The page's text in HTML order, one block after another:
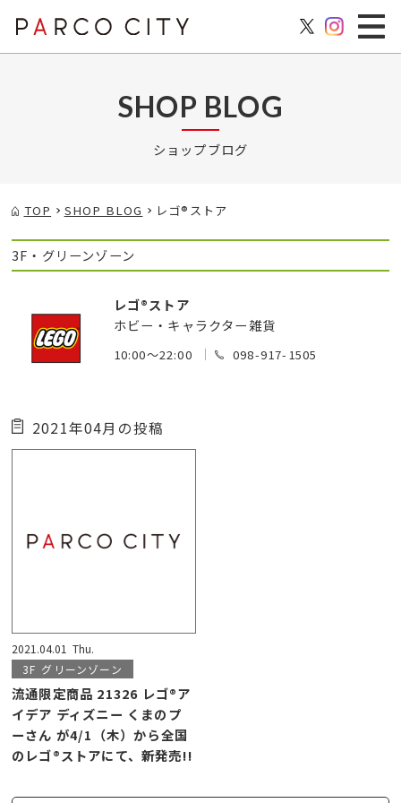
SHOP BLOG
ショップブログ
TOP SHOP BLOG レゴ®ストア
3F・グリーンゾーン
レゴ®ストア
ホビー・キャラクター雑貨
10:00～22:00 098-917-1505
2021年04月の投稿
2021.04.01 Thu.
3F グリーンゾーン
流通限定商品 21326 レゴ®ア
イデア ディズニー くまのプ
ーさん が4/1（木）から全国
のレゴ®ストアにて、新発売!!